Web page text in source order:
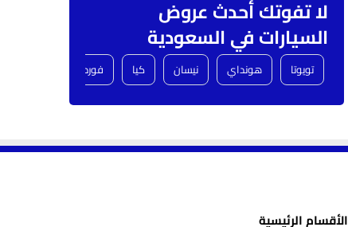
لا تفوتك أحدث عروض
السيارات في السعودية
تويوتا هونداي نيسان كيا فورد
الأقسام الرئيسية